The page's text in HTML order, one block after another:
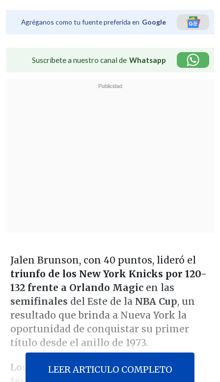
Agréganos como tu fuente preferida en Google
Suscríbete a nuestro canal de Whatsapp
Jalen Brunson, con 40 puntos, lideró el
triunfo de los New York Knicks por 120-
132 frente a Orlando Magicen las
semifinales del Este de la NBA Cup, un
resultado que brinda a Nueva York la
oportunidad de conquistar su primer
título desde el anillo de 1973.
Los cinco titulares de los Knicks
LEER ARTICULO COMPLETO